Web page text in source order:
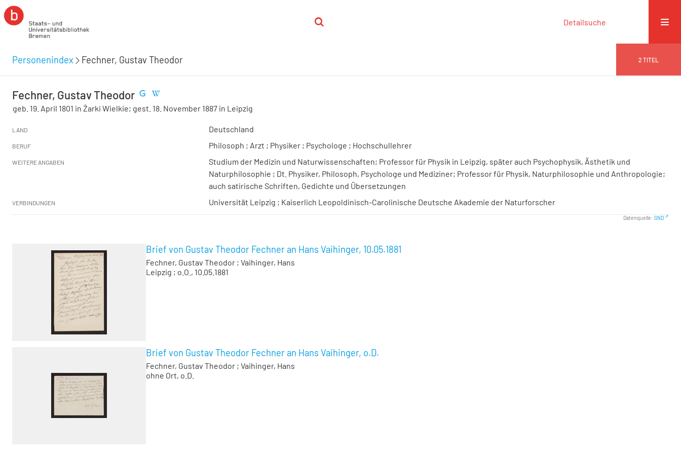
Detailsuche
Personenindex Fechner, Gustav Theodor 2 TITEL
Fechner, Gustav Theodor
geb. 19. April 1801 in Żarki Wielkie; gest. 18. November 1887 in Leipzig
LAND Deutschland
BERUF Philosoph ; Arzt ; Physiker ; Psychologe ; Hochschullehrer
WEITERE ANGABEN
Studium der Medizin und Naturwissenschaften; Professor für Physik in Leipzig, später auch Psychophysik, Ästhetik und
Naturphilosophie ; Dt. Physiker, Philosoph, Psychologe und Mediziner; Professor für Physik, Naturphilosophie und Anthropologie;
auch satirische Schriften, Gedichte und Übersetzungen
VERBINDUNGEN Universität Leipzig ; Kaiserlich Leopoldinisch-Carolinische Deutsche Akademie der Naturforscher
Datenquelle: GND
Brief von Gustav Theodor Fechner an Hans Vaihinger, 10.05.1881
Fechner, Gustav Theodor ; Vaihinger, Hans
Leipzig ; o.O., 10.05.1881
Brief von Gustav Theodor Fechner an Hans Vaihinger, o.D.
Fechner, Gustav Theodor ; Vaihinger, Hans
ohne Ort, o.D.